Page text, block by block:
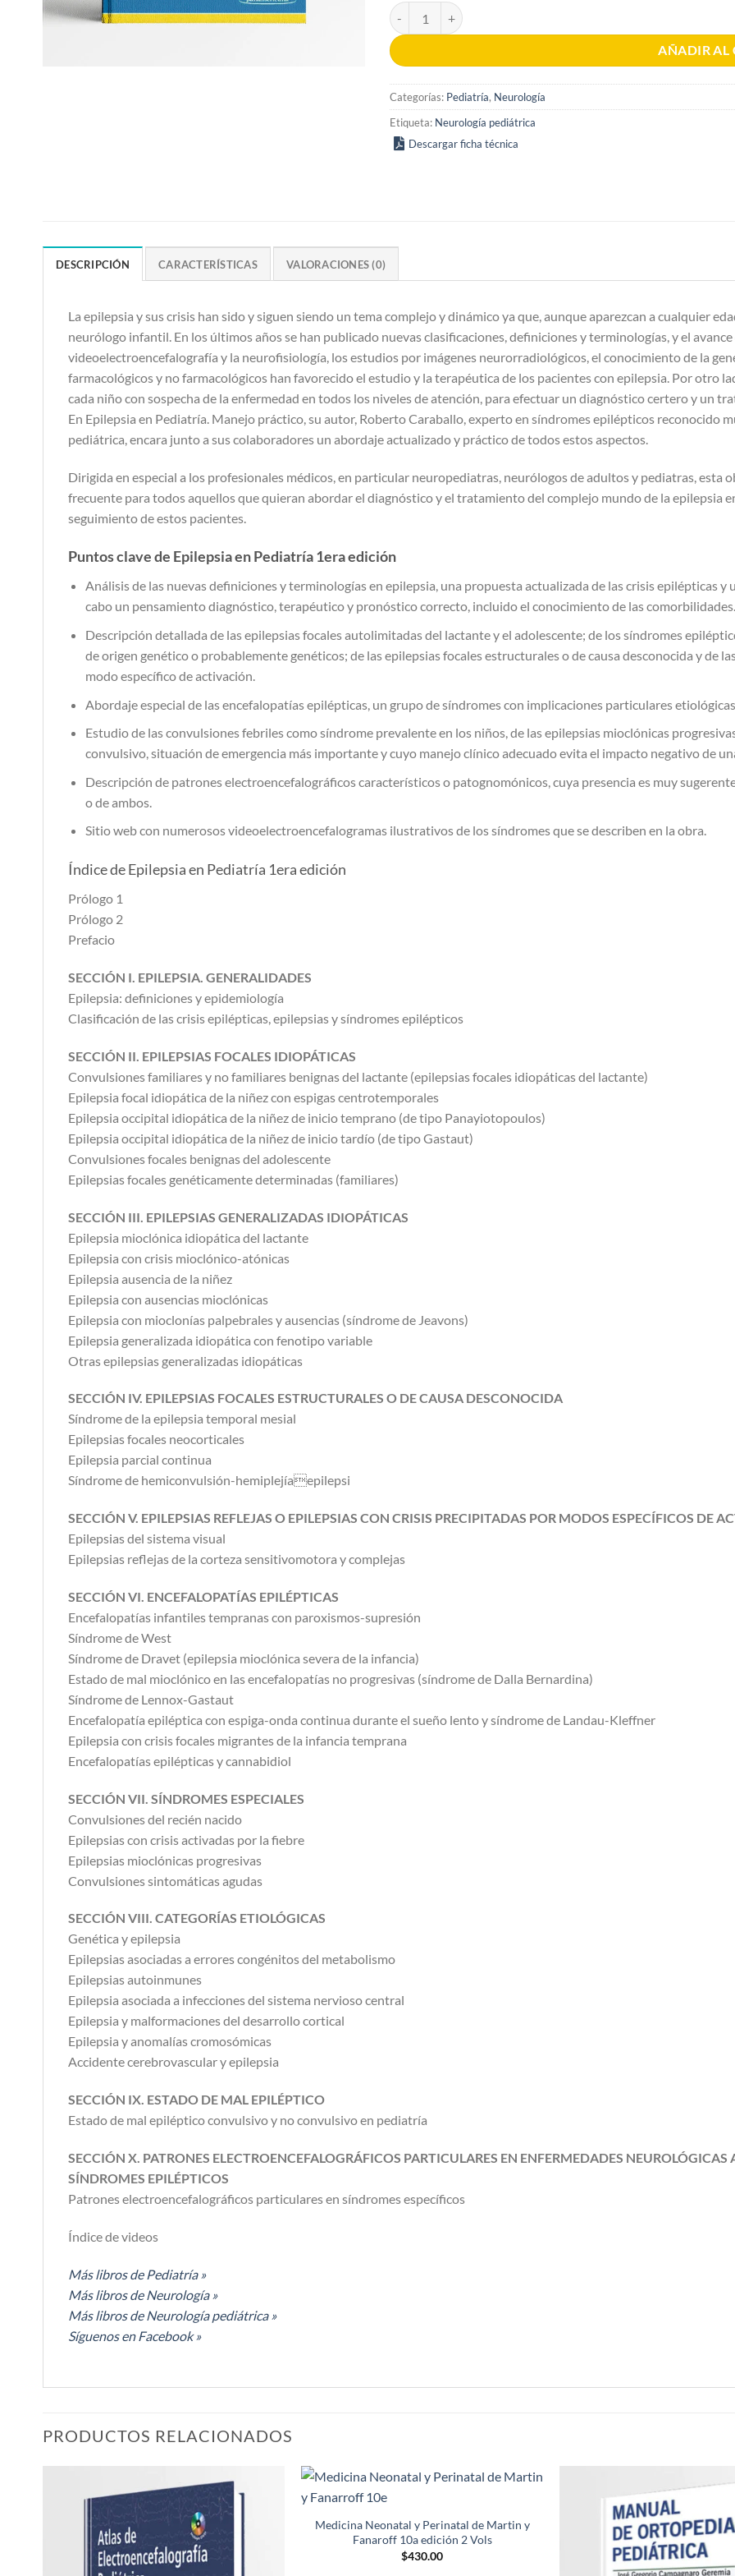
Epilepsia en Pediatría 1era edición cantidad
AÑADIR AL
Categorías: Pediatría, Neurología
Etiqueta: Neurología pediátrica
Descargar ficha técnica
DESCRIPCIÓN CARACTERÍSTICAS VALORACIONES (0)
La epilepsia y sus crisis han sido y siguen siendo un tema complejo y dinámico ya que, aunque aparezcan a cualquier
neurólogo infantil. En los últimos años se han publicado nuevas clasificaciones, definiciones y terminologías, y el
videoelectroencefalografía y la neurofisiología, los estudios por imágenes neurorradiológicos, el conocimiento de la
farmacológicos y no farmacológicos han favorecido el estudio y la terapéutica de los pacientes con epilepsia. Por otro
cada niño con sospecha de la enfermedad en todos los niveles de atención, para efectuar un diagnóstico certero y un
En Epilepsia en Pediatría. Manejo práctico, su autor, Roberto Caraballo, experto en síndromes epilépticos reconocido
pediátrica, encara junto a sus colaboradores un abordaje actualizado y práctico de todos estos aspectos.
Dirigida en especial a los profesionales médicos, en particular neuropediatras, neurólogos de adultos y pediatras, esta
frecuente para todos aquellos que quieran abordar el diagnóstico y el tratamiento del complejo mundo de la epilepsia
seguimiento de estos pacientes.
Puntos clave de Epilepsia en Pediatría 1era edición
Análisis de las nuevas definiciones y terminologías en epilepsia, una propuesta actualizada de las crisis epilépticas y
cabo un pensamiento diagnóstico, terapéutico y pronóstico correcto, incluido el conocimiento de las comorbilidades.
Descripción detallada de las epilepsias focales autolimitadas del lactante y el adolescente; de los síndromes
de origen genético o probablemente genéticos; de las epilepsias focales estructurales o de causa desconocida y de
modo específico de activación.
Abordaje especial de las encefalopatías epilépticas, un grupo de síndromes con implicaciones particulares
Estudio de las convulsiones febriles como síndrome prevalente en los niños, de las epilepsias mioclónicas
convulsivo, situación de emergencia más importante y cuyo manejo clínico adecuado evita el impacto negativo de
Descripción de patrones electroencefalográficos característicos o patognomónicos, cuya presencia es muy
o de ambos.
Sitio web con numerosos videoelectroencefalogramas ilustrativos de los síndromes que se describen en la obra.
Índice de Epilepsia en Pediatría 1era edición
Prólogo 1
Prólogo 2
Prefacio
SECCIÓN I. EPILEPSIA. GENERALIDADES
Epilepsia: definiciones y epidemiología
Clasificación de las crisis epilépticas, epilepsias y síndromes epilépticos
SECCIÓN II. EPILEPSIAS FOCALES IDIOPÁTICAS
Convulsiones familiares y no familiares benignas del lactante (epilepsias focales idiopáticas del lactante)
Epilepsia focal idiopática de la niñez con espigas centrotemporales
Epilepsia occipital idiopática de la niñez de inicio temprano (de tipo Panayiotopoulos)
Epilepsia occipital idiopática de la niñez de inicio tardío (de tipo Gastaut)
Convulsiones focales benignas del adolescente
Epilepsias focales genéticamente determinadas (familiares)
SECCIÓN III. EPILEPSIAS GENERALIZADAS IDIOPÁTICAS
Epilepsia mioclónica idiopática del lactante
Epilepsia con crisis mioclónico-atónicas
Epilepsia ausencia de la niñez
Epilepsia con ausencias mioclónicas
Epilepsia con mioclonías palpebrales y ausencias (síndrome de Jeavons)
Epilepsia generalizada idiopática con fenotipo variable
Otras epilepsias generalizadas idiopáticas
SECCIÓN IV. EPILEPSIAS FOCALES ESTRUCTURALES O DE CAUSA DESCONOCIDA
Síndrome de la epilepsia temporal mesial
Epilepsias focales neocorticales
Epilepsia parcial continua
Síndrome de hemiconvulsión-hemiplejíaepilepsi
SECCIÓN V. EPILEPSIAS REFLEJAS O EPILEPSIAS CON CRISIS PRECIPITADAS POR MODOS ESPECÍFICOS DE
Epilepsias del sistema visual
Epilepsias reflejas de la corteza sensitivomotora y complejas
SECCIÓN VI. ENCEFALOPATÍAS EPILÉPTICAS
Encefalopatías infantiles tempranas con paroxismos-supresión
Síndrome de West
Síndrome de Dravet (epilepsia mioclónica severa de la infancia)
Estado de mal mioclónico en las encefalopatías no progresivas (síndrome de Dalla Bernardina)
Síndrome de Lennox-Gastaut
Encefalopatía epiléptica con espiga-onda continua durante el sueño lento y síndrome de Landau-Kleffner
Epilepsia con crisis focales migrantes de la infancia temprana
Encefalopatías epilépticas y cannabidiol
SECCIÓN VII. SÍNDROMES ESPECIALES
Convulsiones del recién nacido
Epilepsias con crisis activadas por la fiebre
Epilepsias mioclónicas progresivas
Convulsiones sintomáticas agudas
SECCIÓN VIII. CATEGORÍAS ETIOLÓGICAS
Genética y epilepsia
Epilepsias asociadas a errores congénitos del metabolismo
Epilepsias autoinmunes
Epilepsia asociada a infecciones del sistema nervioso central
Epilepsia y malformaciones del desarrollo cortical
Epilepsia y anomalías cromosómicas
Accidente cerebrovascular y epilepsia
SECCIÓN IX. ESTADO DE MAL EPILÉPTICO
Estado de mal epiléptico convulsivo y no convulsivo en pediatría
SECCIÓN X. PATRONES ELECTROENCEFALOGRÁFICOS PARTICULARES EN ENFERMEDADES
SÍNDROMES EPILÉPTICOS
Patrones electroencefalográficos particulares en síndromes específicos
Índice de videos
Más libros de Pediatría »
Más libros de Neurología »
Más libros de Neurología pediátrica »
Síguenos en Facebook »
PRODUCTOS RELACIONADOS
a la
lista de
Medicina Neonatal y Perinatal de Martin y
Fanaroff 10a edición 2 Vols
$430.00